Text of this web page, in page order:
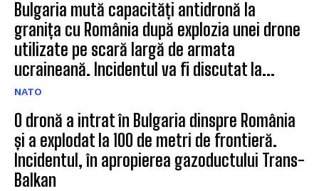
Bulgaria mută capacități antidronă la
granița cu România după explozia unei drone
utilizate pe scară largă de armata
ucraineană. Incidentul va fi discutat la...
NATO
O dronă a intrat în Bulgaria dinspre România
și a explodat la 100 de metri de frontieră.
Incidentul, în apropierea gazoductului Trans-
Balkan